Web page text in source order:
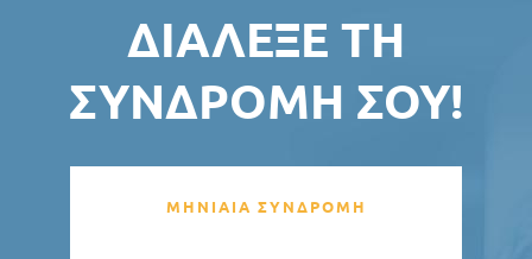
ΔΙΆΛΕΞΕ ΤΗ
ΣΥΝΔΡΟΜΉ ΣΟΥ!
ΜΗΝΙΑΙΑ ΣΥΝΔΡΟΜΗ